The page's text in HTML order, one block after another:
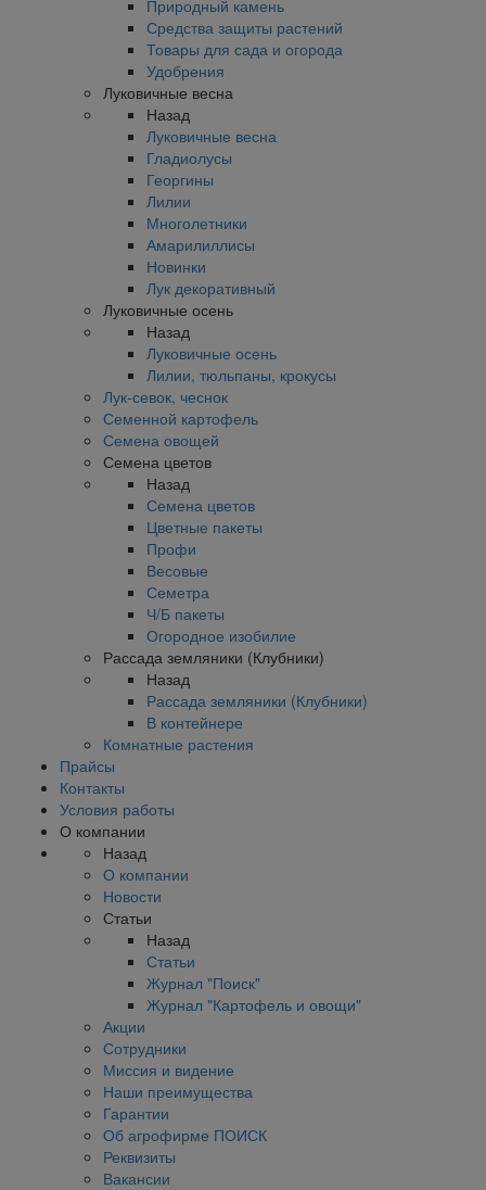
Природный камень
Средства защиты растений
Товары для сада и огорода
Удобрения
Луковичные весна
Назад
Луковичные весна
Гладиолусы
Георгины
Лилии
Многолетники
Амарилиллисы
Новинки
Лук декоративный
Луковичные осень
Назад
Луковичные осень
Лилии, тюльпаны, крокусы
Лук-севок, чеснок
Семенной картофель
Семена овощей
Семена цветов
Назад
Семена цветов
Цветные пакеты
Профи
Весовые
Семетра
Ч/Б пакеты
Огородное изобилие
Рассада земляники (Клубники)
Назад
Рассада земляники (Клубники)
В контейнере
Комнатные растения
Прайсы
Контакты
Условия работы
О компании
Назад
О компании
Новости
Статьи
Назад
Статьи
Журнал "Поиск"
Журнал "Картофель и овощи"
Акции
Сотрудники
Миссия и видение
Наши преимущества
Гарантии
Об агрофирме ПОИСК
Реквизиты
Вакансии